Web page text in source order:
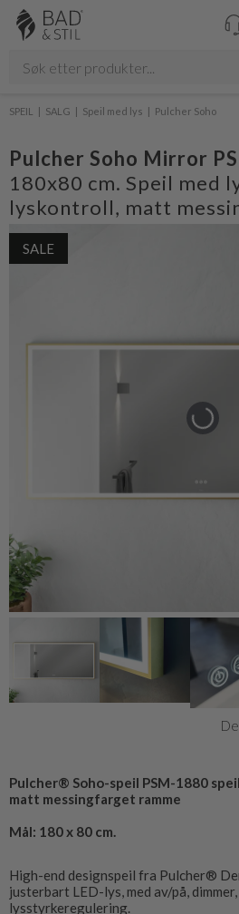
SPEIL SALG Speil med lys Pulcher Soho
Pulcher Soho Mirror
180x80 cm. Speil med
lyskontroll, matt
SALE
Pulcher® Soho-speil PSM-1880
matt messingfarget ramme
Mål: 180 x 80 cm.
High-end designspeil fra Pulcher®
justerbart LED-lys, med av/på,
lysstyrkeregulering.